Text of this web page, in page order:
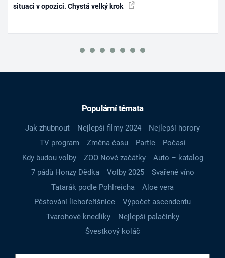
situaci v opozici. Chystá velký krok
Populární témata
Jak zhubnout Nejlepší filmy 2024
Nejlepší horory
TV program
Změna času Partie
Počasí
Kdy budou volby
ZOO Nové začátky
Auto – katalog
7 pádů Honzy Dědka
Volby 2025
Svařené víno
Tatarák podle Pohlreicha
Aloe vera
Pěstování lichořeřišnice
Výpočet ascendentu
Tvarohové knedlíky
Nejlepší palačinky
Švestkový koláč